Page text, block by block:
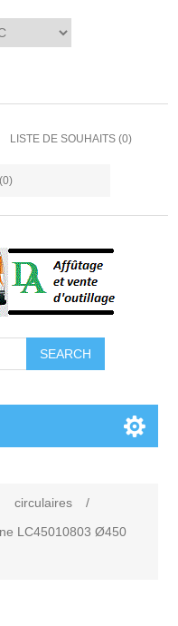
LISTE DE SOUHAITS (0)
(0)
circulaires
/
LC45010803 Ø450